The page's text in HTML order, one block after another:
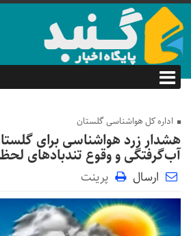
اداره کل هواشناسی گلستان
هشدار زرد هواشناسی برای
آب‌گرفتگی و وقوع تندباد‌های
ارسال پرینت